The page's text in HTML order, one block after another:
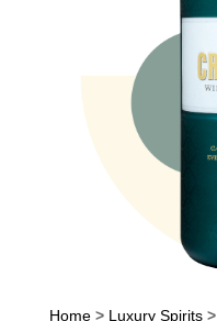
Home> Luxury Spirits>